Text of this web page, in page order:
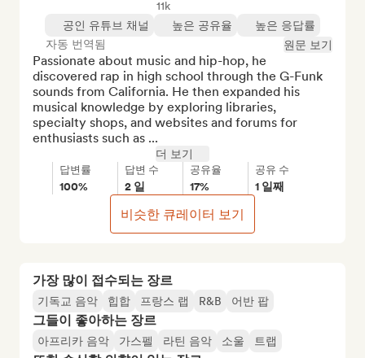
가장 많이 접수되는 장르
기독교 음악 힙합 프랑스 랩 R&B 어반 팝
그들이 좋아하는 장르
아프리카 음악 가스펠 라틴 음악 소울 트랩
11k
공인 유튜브 채널
높은 공유율
높은 응답률
자동 번역됨
원문 보기
Passionate about music and hip-hop, he
discovered rap in high school through the G-Funk
sounds from California. He then expanded his
musical knowledge by exploring libraries,
specialty shops, and websites and forums for
enthusiasts such as ...
더 보기
답변률
100%
답변 수
2 일
공유율
17%
공유 수
1 일째
비슷한 큐레이터 보기